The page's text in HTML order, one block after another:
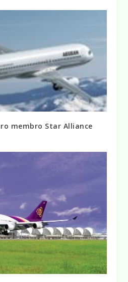
membro Star Alliance